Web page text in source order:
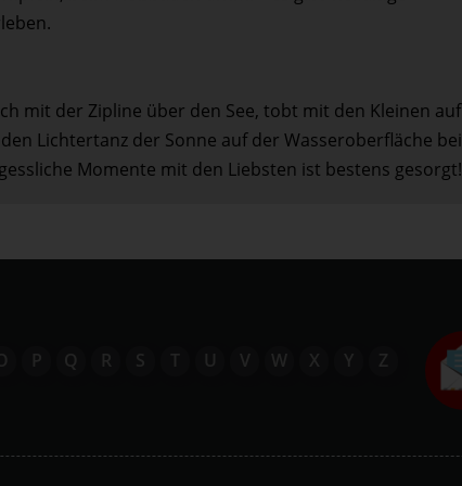
mit der Zipline über den See, tobt mit den Kleinen auf
Lichtertanz der Sonne auf der Wasseroberfläche bei
Momente mit den Liebsten ist bestens gesorgt!
P Q R S T U V W X Y Z